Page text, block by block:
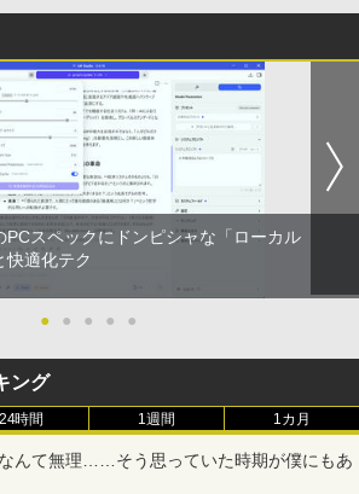
PCスペックにドンピシャな「ローカル
快適化テク
● ● ● ● ●
ング
24時間 1週間 1カ月
んて無理……そう思っていた時期が僕にもあ